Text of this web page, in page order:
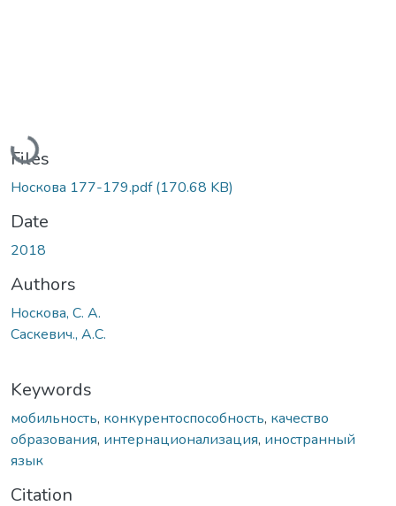
Loading...
Files
Носкова 177-179.pdf(170.68 KB)
Date
2018
Authors
Носкова, С. А.
Саскевич., А.С.
Keywords
мобильность, конкурентоспособность, качество
образования, интернационализация, иностранный
язык
Citation